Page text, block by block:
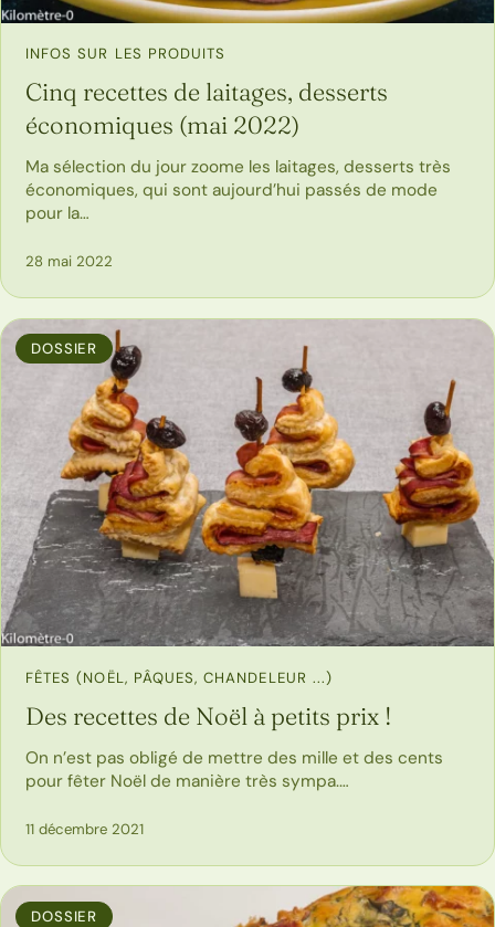
INFOS SUR LES PRODUITS
Cinq recettes de laitages, desserts
économiques (mai 2022)
Ma sélection du jour zoome les laitages, desserts très
économiques, qui sont aujourd’hui passés de mode
pour la…
28 mai 2022
DOSSIER
FÊTES (NOËL, PÂQUES, CHANDELEUR ...)
Des recettes de Noël à petits prix !
On n’est pas obligé de mettre des mille et des cents
pour fêter Noël de manière très sympa.…
11 décembre 2021
DOSSIER